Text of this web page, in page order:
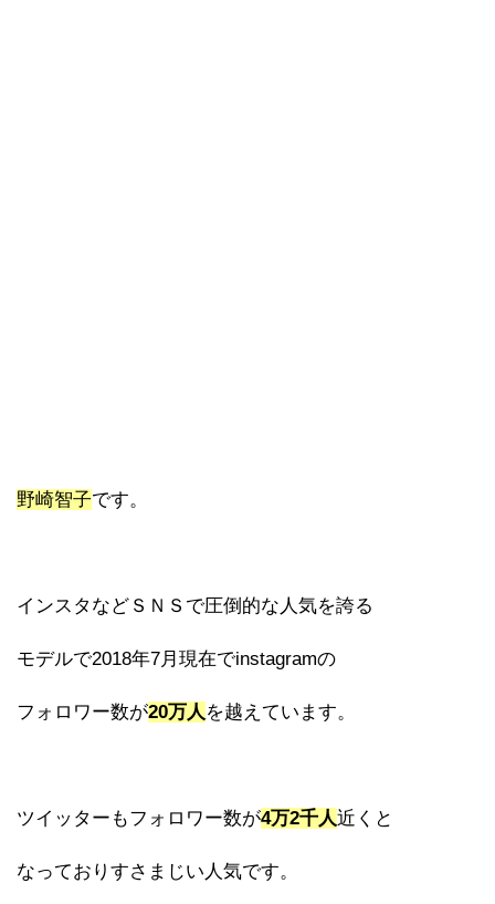
野崎智子です。
インスタなどＳＮＳで圧倒的な人気を誇る
モデルで2018年7月現在でinstagramの
フォロワー数が20万人を越えています。
ツイッターもフォロワー数が4万2千人近くと
なっておりすさまじい人気です。